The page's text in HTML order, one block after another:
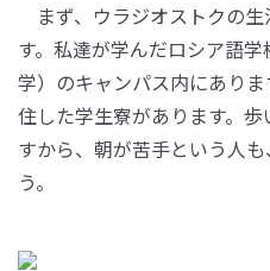
まず、ウラジオストクの
す。私達が学んだロシア語
学）のキャンパス内にあり
住した学生寮があります。
すから、朝が苦手という人
う。